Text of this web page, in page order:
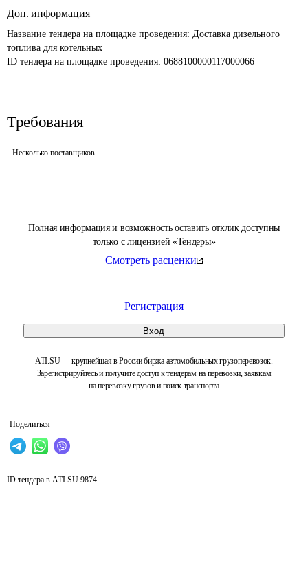
Полная информация и возможность оставить отклик доступны
только с лицензией «Тендеры»
Смотреть расценки
Регистрация
Вход
ATI.SU — крупнейшая в России биржа автомобильных грузоперевозок.
Зарегистрируйтесь и получите доступ к тендерам на перевозки, заявкам
на перевозку грузов и поиск транспорта
Поделиться
Доп. информация
Название тендера на площадке проведения: Доставка дизельного
топлива для котельных
ID тендера на площадке проведения: 0688100000117000066
Требования
Несколько поставщиков
ID тендера в ATI.SU 9874